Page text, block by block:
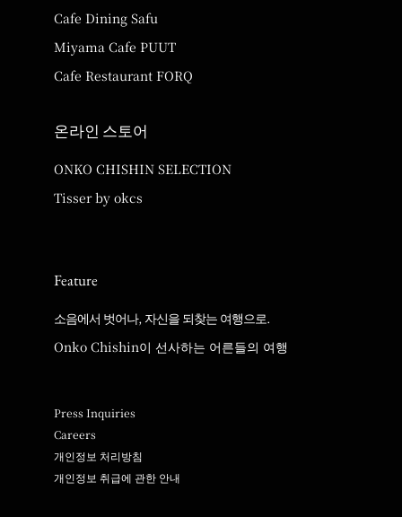
Cafe Dining Safu
Miyama Cafe PUUT
Cafe Restaurant FORQ
온라인 스토어
ONKO CHISHIN SELECTION
Tisser by okcs
Feature
소음에서 벗어나, 자신을 되찾는 여행으로.
Onko Chishin이 선사하는 어른들의 여행
Press Inquiries
Careers
개인정보 처리방침
개인정보 취급에 관한 안내